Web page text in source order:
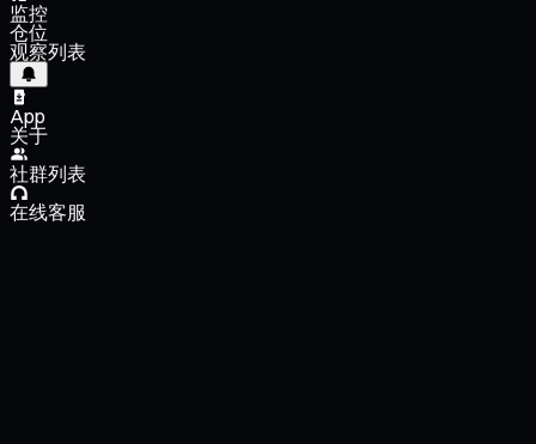
监控
仓位
观察列表
App
关于
社群列表
在线客服